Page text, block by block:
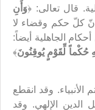
قال تعالى: ﴿وَأَنِ
49). وإنّ كلّ حكم وقضاء لا
الجاهلية أيضاً:
حُكْماً لِّقَوْمٍ يُوقِنُونَ﴾
الأنبياء. وقد انقطع
الدين الإلهي. وقد